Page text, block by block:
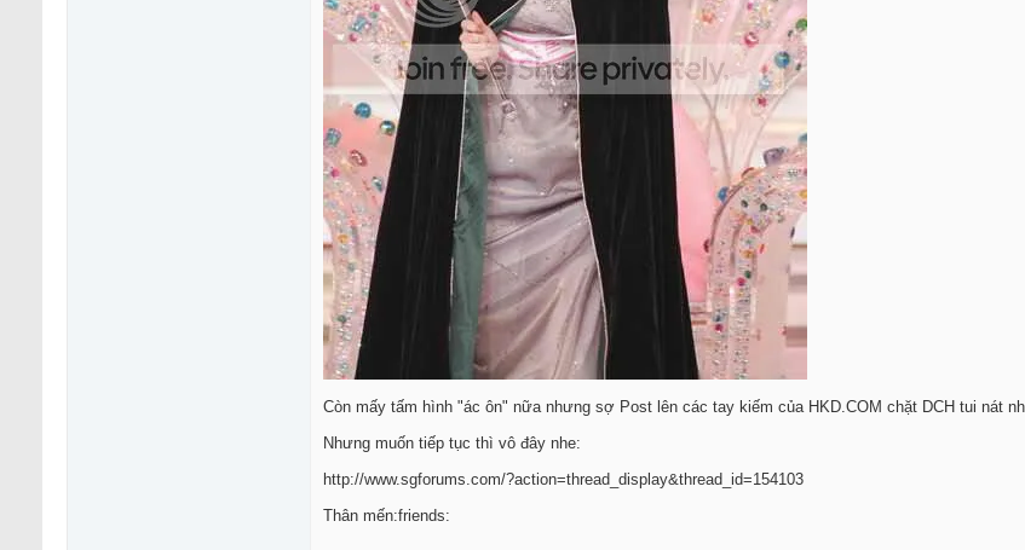
Còn mấy tấm hình "ác ôn" nữa nhưng sợ Post lên các tay kiếm của HKD.COM chặt DCH tui nát
Nhưng muốn tiếp tục thì vô đây nhe:
http://www.sgforums.com/?action=thread_display&thread_id=154103
Thân mến:friends: